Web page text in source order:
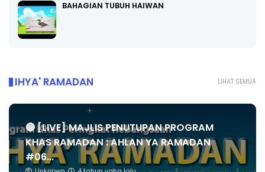
BAHAGIAN TUBUH HAIWAN
LIHAT SEMUA
IHYA' RAMADAN
🔴 [LIVE] MAJLIS PENUTUPAN PROGRAM
KHAS RAMADAN : AHLAN YA RAMADAN
#06...